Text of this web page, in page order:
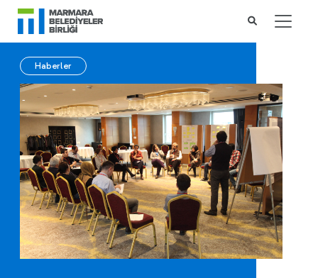
Haberler